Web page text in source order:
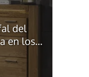
del
en los...